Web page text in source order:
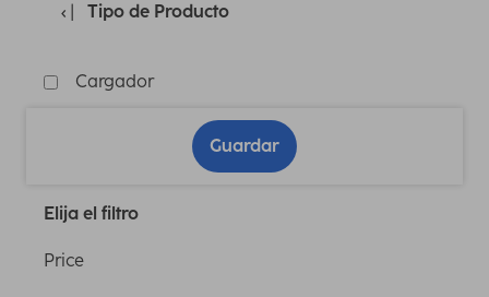
Tipo de Producto
Cargador
Guardar
Elija el filtro
Price